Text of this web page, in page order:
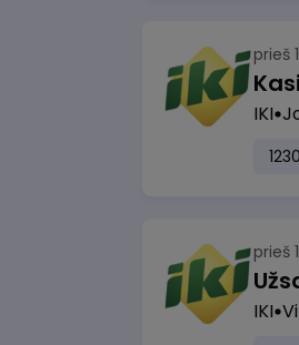
prieš
IKI
prieš
IKI